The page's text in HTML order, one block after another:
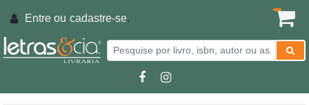
Entre ou cadastre-se.